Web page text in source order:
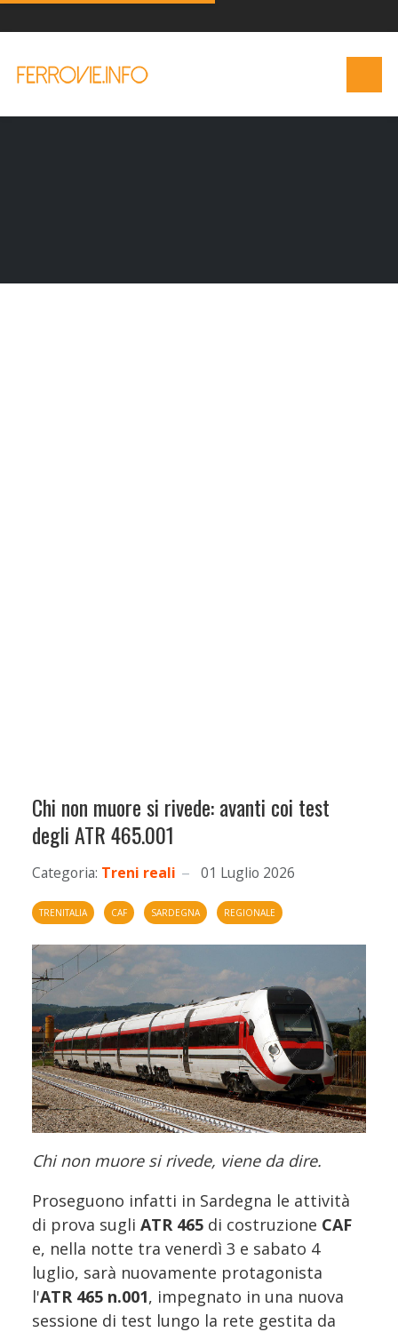
Chi non muore si rivede: avanti coi test
degli ATR 465.001
Categoria: Treni reali 01 Luglio 2026
TRENITALIA CAF SARDEGNA REGIONALE
Chi non muore si rivede, viene da dire.
Proseguono infatti in Sardegna le attività
di prova sugli ATR 465 di costruzione CAF
e, nella notte tra venerdì 3 e sabato 4
luglio, sarà nuovamente protagonista
l'ATR 465 n.001, impegnato in una nuova
sessione di test lungo la rete gestita da